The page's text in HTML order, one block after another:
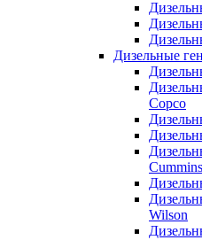
Дизельные
Copco
Cummins
Wilson